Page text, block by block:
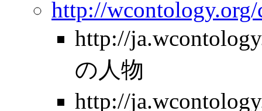
http://wcontology.org/
http://
の人物
http://